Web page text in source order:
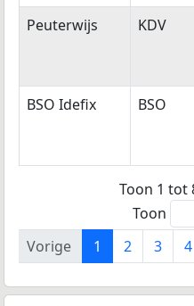
Peuterwijs KDV
BSO Idefix BSO
Toon 1 tot
Toon
Vorige
1 2 3 4